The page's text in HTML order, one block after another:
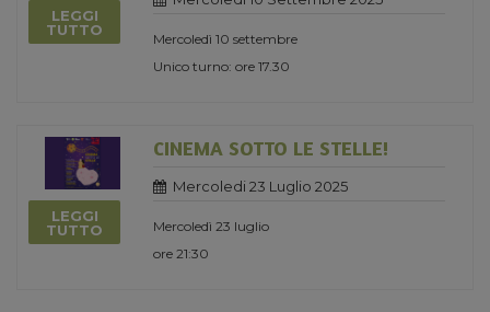
LEGGI
TUTTO
Mercoledì 10 settembre
Unico turno: ore 17.30
LEGGI
TUTTO
CINEMA SOTTO LE STELLE!
Mercoledi 23 Luglio 2025
Mercoledì 23 luglio
ore 21:30